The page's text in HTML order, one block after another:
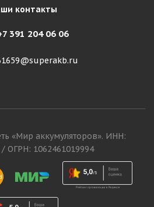
контакты
391 204 06 06
«Мир аккумуляторов». ИНН:
/ ОГРН: 1062461019994